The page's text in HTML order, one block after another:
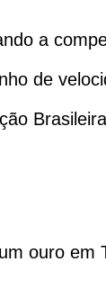
a
de
ouro em